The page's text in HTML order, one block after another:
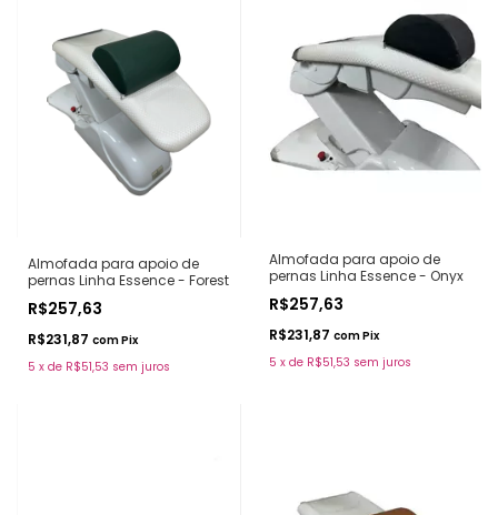
Almofada para apoio de
pernas Linha Essence - Forest
R$257,63
R$231,87 comPix
5 x de R$51,53 sem juros
Almofada para apoio de
pernas Linha Essence - Onyx
R$257,63
R$231,87 comPix
5 x de R$51,53 sem juros